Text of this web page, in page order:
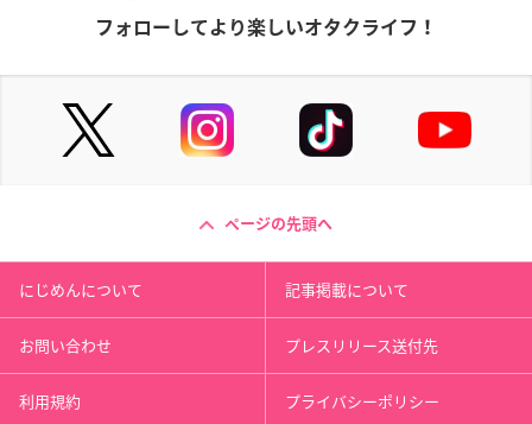
フォローしてより楽しいオタクライフ！
ページの先頭へ
にじめんについて 記事掲載について
お問い合わせ プレスリリース送付先
利用規約 プライバシーポリシー